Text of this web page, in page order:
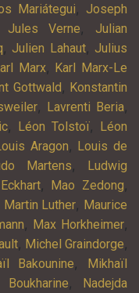
Mariátegui, Joseph
Jules Verne, Julian
, Julien Lahaut, Julius
Marx, Karl Marx-Le
Gottwald , Konstantin
, Lavrenti Beria,
, Léon Tolstoï,
Léon
Aragon, Louis de
Martens,
Ludwig
, Mao Zedong,
Martin Luther, Maurice
, Max Horkheimer,
, Michel Graindorge,
Bakounine,
Mikhaïl
Boukharine,
Nadejda